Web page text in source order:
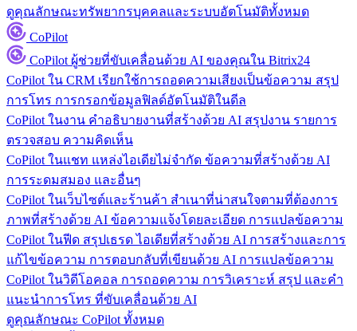
ดูคุณลักษณะทรัพยากรบุคคลและระบบอัตโนมัติทั้งหมด
CoPilot
CoPilot ผู้ช่วยที่ขับเคลื่อนด้วย AI ของคุณใน Bitrix24
CoPilot ใน CRM เรียกใช้การถอดความเสียงเป็นข้อความ สรุป
การโทร การกรอกข้อมูลฟิลด์อัตโนมัติในดีล
CoPilot ในงาน คำอธิบายงานที่สร้างด้วย AI สรุปงาน รายการ
ตรวจสอบ ความคิดเห็น
CoPilot ในแชท แหล่งไอเดียไม่จำกัด ข้อความที่สร้างด้วย AI
การระดมสมอง และอื่นๆ
CoPilot ในเว็บไซต์และร้านค้า สำเนาที่น่าสนใจตามที่ต้องการ
ภาพที่สร้างด้วย AI ข้อความแจ้งโดยละเอียด การแปลข้อความ
CoPilot ในฟีด สรุปเธรด ไอเดียที่สร้างด้วย AI การสร้างและการ
แก้ไขข้อความ การตอบกลับที่เขียนด้วย AI การแปลข้อความ
CoPilot ในวิดีโอคอล การถอดความ การวิเคราะห์ สรุป และคำ
แนะนำการโทร ที่ขับเคลื่อนด้วย AI
ดูคุณลักษณะ CoPilot ทั้งหมด